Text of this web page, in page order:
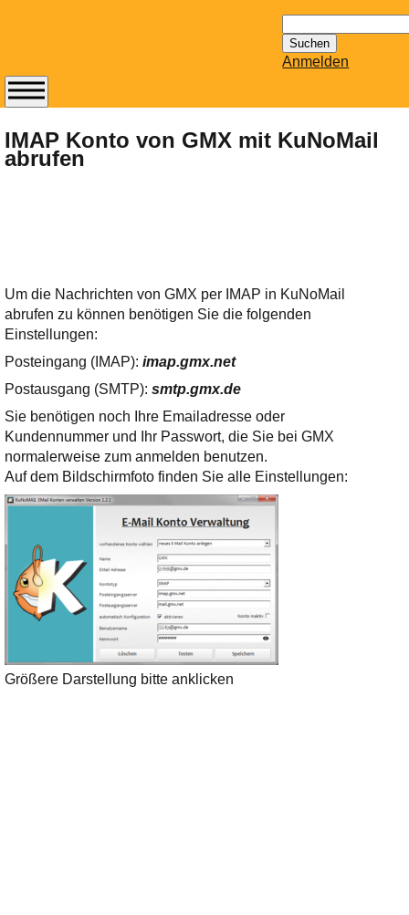
nach:
Anmelden
IMAP Konto von GMX mit KuNoMail
abrufen
Um die Nachrichten von GMX per IMAP in KuNoMail
abrufen zu können benötigen Sie die folgenden
Einstellungen:
Posteingang (IMAP): imap.gmx.net
Postausgang (SMTP): smtp.gmx.de
Sie benötigen noch Ihre Emailadresse oder
Kundennummer und Ihr Passwort, die Sie bei GMX
normalerweise zum anmelden benutzen.
Auf dem Bildschirmfoto finden Sie alle Einstellungen:
Größere Darstellung bitte anklicken
Abonnieren Sie den
14-tägig
erscheinenden
bereithält!
Wie z.B. Outlook,
GMail, Thunderbird
oder auch
KuNoMail, usw.
Ihre E-Mail
Adresse:
E-Mail
E-Mail bestätigen